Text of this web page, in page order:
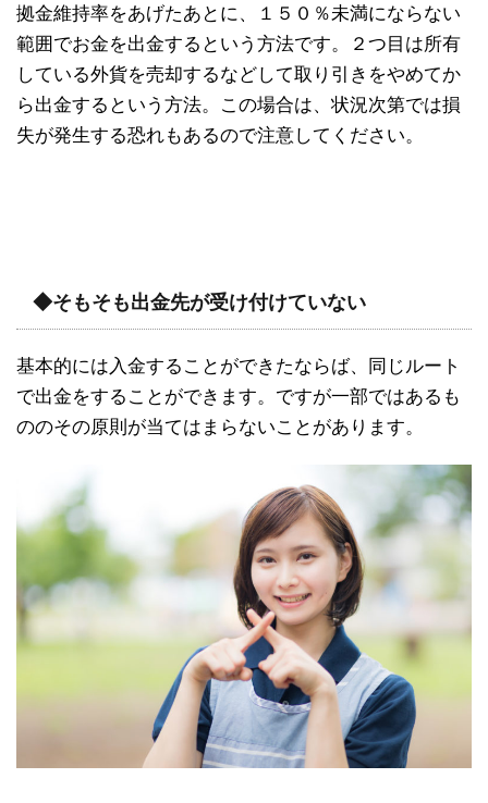
拠金維持率をあげたあとに、１５０％未満にならない
範囲でお金を出金するという方法です。２つ目は所有
している外貨を売却するなどして取り引きをやめてか
ら出金するという方法。この場合は、状況次第では損
失が発生する恐れもあるので注意してください。
◆そもそも出金先が受け付けていない
基本的には入金することができたならば、同じルート
で出金をすることができます。ですが一部ではあるも
ののその原則が当てはまらないことがあります。